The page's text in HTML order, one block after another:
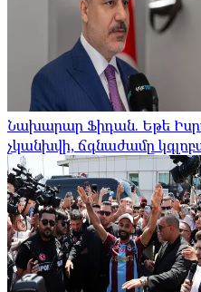
Նախարար Ֆիդան. Եթե
չկանխվի, ճգնաժամը